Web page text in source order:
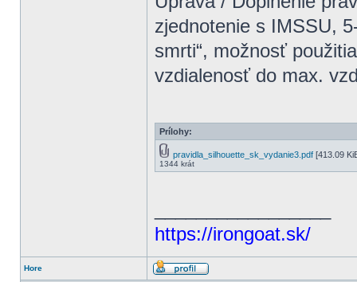
zjednotenie s IMSSU,
smrti“, možnosť
vzdialenosť do max.
Prílohy:
pravidla_silhouette_sk_vydanie3.pdf [413.09
1344 krát
https://irongoat.sk/
Hore